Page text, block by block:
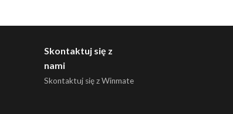
Skontaktuj się z
nami
Skontaktuj się z Winmate